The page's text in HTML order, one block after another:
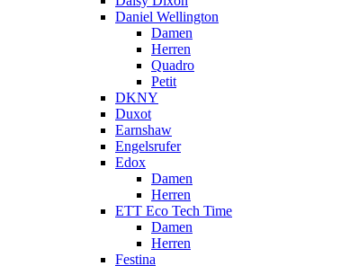
Daniel Wellington
Damen
Herren
Quadro
Petit
DKNY
Duxot
Earnshaw
Engelsrufer
Edox
Damen
Herren
ETT Eco Tech Time
Damen
Herren
Festina